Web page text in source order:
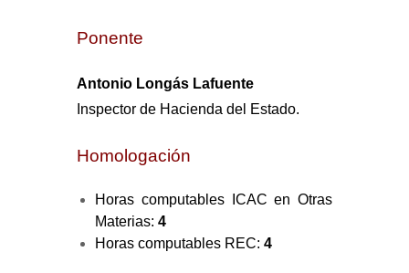
Ponente
Antonio Longás Lafuente
Inspector de Hacienda del Estado.
Homologación
Horas computables ICAC en Otras
Materias: 4
Horas computables REC: 4